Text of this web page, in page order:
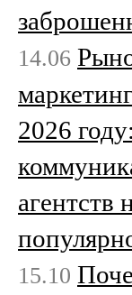
14.06
2026
агентств
15.10